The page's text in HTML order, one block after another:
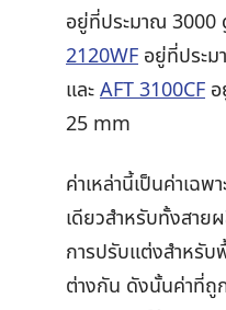
อยู่ที่ประมาณ
2120WF อยู่ที่ประ
และAFT 3100CF
25 mm
ค่าเหล่านี้เป็นค่าเฉพ
เดียวสำหรับทั้งสาย
การปรับแต่งสำหรับ
ต่างกัน ดังนั้นค่าที่ถู